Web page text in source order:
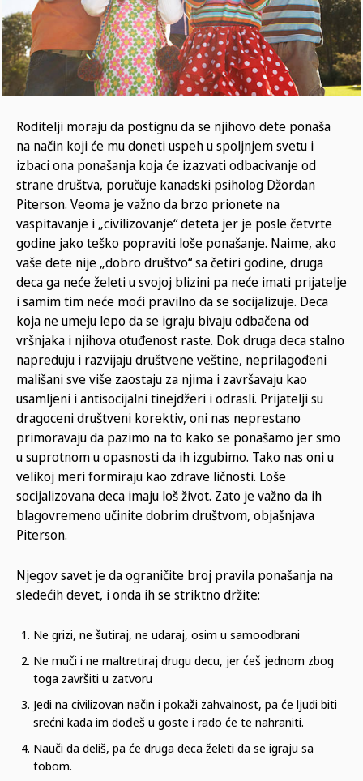
Roditelji moraju da postignu da se njihovo dete ponaša
na način koji će mu doneti uspeh u spoljnjem svetu i
izbaci ona ponašanja koja će izazvati odbacivanje od
strane društva, poručuje kanadski psiholog Džordan
Piterson. Veoma je važno da brzo prionete na
vaspitavanje i „civilizovanje“ deteta jer je posle četvrte
godine jako teško popraviti loše ponašanje. Naime, ako
vaše dete nije „dobro društvo“ sa četiri godine, druga
deca ga neće želeti u svojoj blizini pa neće imati prijatelje
i samim tim neće moći pravilno da se socijalizuje. Deca
koja ne umeju lepo da se igraju bivaju odbačena od
vršnjaka i njihova otuđenost raste. Dok druga deca stalno
napreduju i razvijaju društvene veštine, neprilagođeni
mališani sve više zaostaju za njima i završavaju kao
usamljeni i antisocijalni tinejdžeri i odrasli. Prijatelji su
dragoceni društveni korektiv, oni nas neprestano
primoravaju da pazimo na to kako se ponašamo jer smo
u suprotnom u opasnosti da ih izgubimo. Tako nas oni u
velikoj meri formiraju kao zdrave ličnosti. Loše
socijalizovana deca imaju loš život. Zato je važno da ih
blagovremeno učinite dobrim društvom, objašnjava
Piterson.
Njegov savet je da ograničite broj pravila ponašanja na
sledećih devet, i onda ih se striktno držite:
Ne grizi, ne šutiraj, ne udaraj, osim u samoodbrani
Ne muči i ne maltretiraj drugu decu, jer ćeš jednom zbog
toga završiti u zatvoru
Jedi na civilizovan način i pokaži zahvalnost, pa će ljudi biti
srećni kada im dođeš u goste i rado će te nahraniti.
Nauči da deliš, pa će druga deca želeti da se igraju sa
tobom.